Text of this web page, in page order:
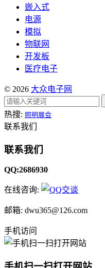
嵌入式
电源
模拟
物联网
开发板
医疗电子
© 2026 大众电子网
热搜: 照明展会
联系我们
联系我们
QQ:2686930
在线咨询:
邮箱: dwu365@126.com
手机访问